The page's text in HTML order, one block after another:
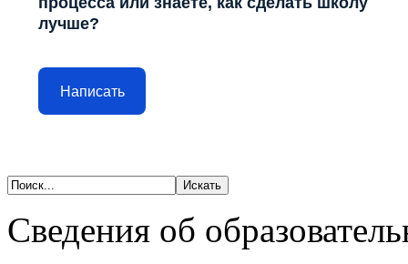
лучше?
Написать
Сведения об